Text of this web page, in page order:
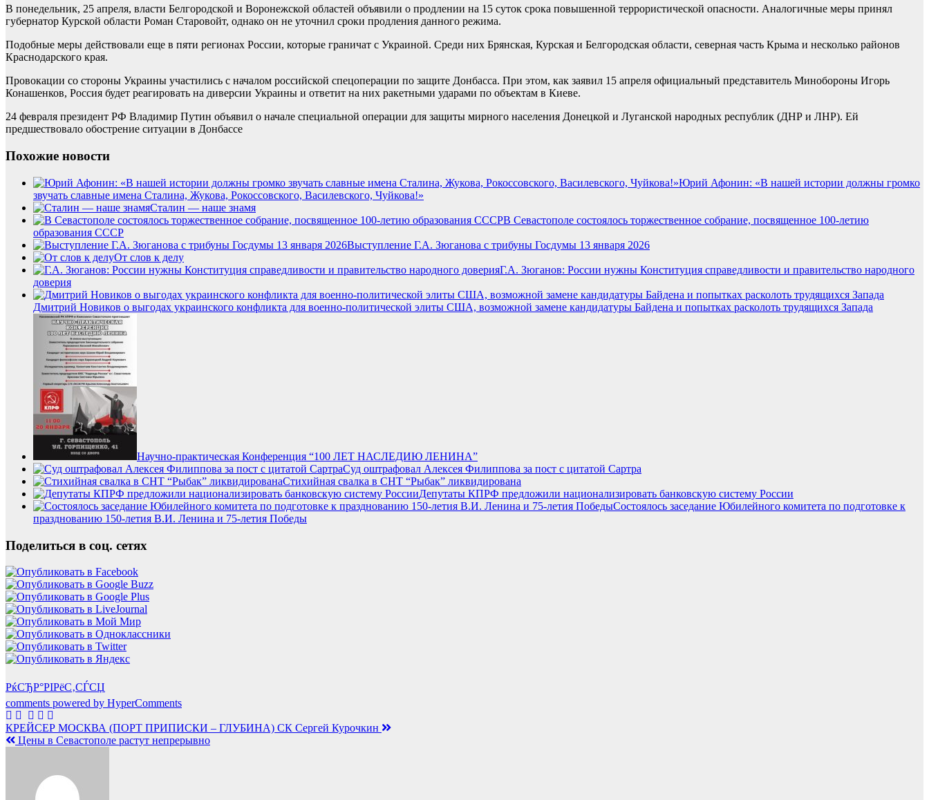
В понедельник, 25 апреля, власти Белгородской и Воронежской областей объявили о продлении на 15 суток срока повышенной террористической опасности. Аналогичные меры принял
губернатор Курской области Роман Старовойт, однако он не уточнил сроки продления данного режима.
Подобные меры действовали еще в пяти регионах России, которые граничат с Украиной. Среди них Брянская, Курская и Белгородская области, северная часть Крыма и несколько районов
Краснодарского края.
Провокации со стороны Украины участились с началом российской спецоперации по защите Донбасса. При этом, как заявил 15 апреля официальный представитель Минобороны Игорь
Конашенков, Россия будет реагировать на диверсии Украины и ответит на них ракетными ударами по объектам в Киеве.
24 февраля президент РФ Владимир Путин объявил о начале специальной операции для защиты мирного населения Донецкой и Луганской народных республик (ДНР и ЛНР). Ей
предшествовало обострение ситуации в Донбассе
Похожие новости
Юрий Афонин: «В нашей истории должны громко
звучать славные имена Сталина, Жукова, Рокоссовского, Василевского, Чуйкова!»
Сталин — наше знамя
В Севастополе состоялось торжественное собрание, посвященное 100-летию
образования СССР
Выступление Г.А. Зюганова с трибуны Госдумы 13 января 2026
От слов к делу
Г.А. Зюганов: России нужны Конституция справедливости и правительство народного
доверия
Дмитрий Новиков о выгодах украинского конфликта для военно-политической элиты США, возможной замене кандидатуры Байдена и попытках расколоть трудящихся Запада
Научно-практическая Конференция “100 ЛЕТ НАСЛЕДИЮ ЛЕНИНА”
Суд оштрафовал Алексея Филиппова за пост с цитатой Сартра
Стихийная свалка в СНТ “Рыбак” ликвидирована
Депутаты КПРФ предложили национализировать банковскую систему России
Состоялось заседание Юбилейного комитета по подготовке к
празднованию 150-летия В.И. Ленина и 75-летия Победы
Поделиться в соц. сетях
РќСЂР°РІРёС‚СЃСЏ
comments powered by HyperComments
Навигация
по
КРЕЙСЕР МОСКВА (ПОРТ ПРИПИСКИ – ГЛУБИНА) СК Сергей Курочкин
Цены в Севастополе растут непрерывно